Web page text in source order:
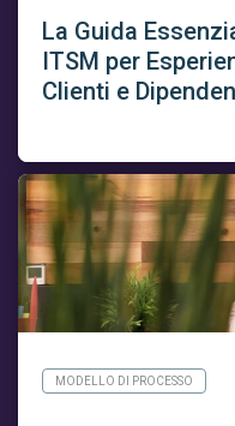
La Guida
ITSM per
Clienti e
MODELLO DI PROCESSO